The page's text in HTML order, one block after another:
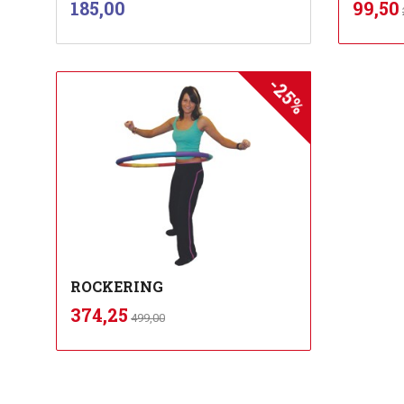
Pris
185,00
Kjøp
99,50
ROCKERING
Tilbud
374,25 499,00
-25%
mva.